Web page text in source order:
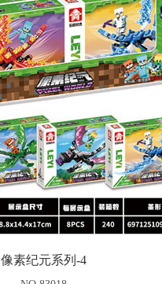
像素纪元系列-4